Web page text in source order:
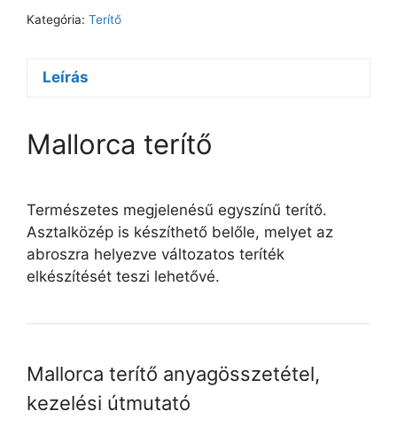
Kategória: Terítő
Leírás
Mallorca terítő
Természetes megjelenésű egyszínű terítő.
Asztalközép is készíthető belőle, melyet az
abroszra helyezve változatos teríték
elkészítését teszi lehetővé.
Mallorca terítő anyagösszetétel,
kezelési útmutató